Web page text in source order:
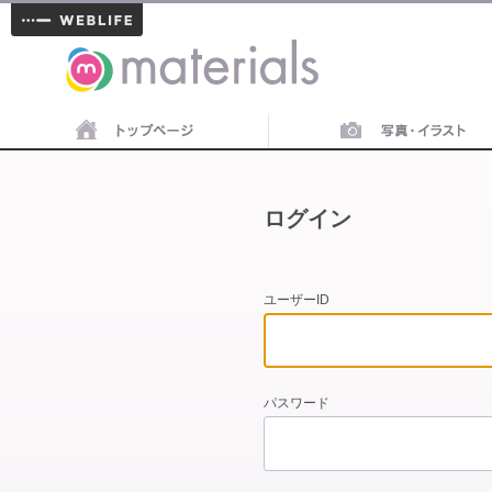
materials
ログイン
ユーザーID
パスワード